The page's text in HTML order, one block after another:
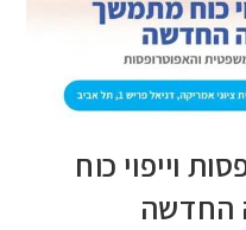
וייפוי כוח
החדשה